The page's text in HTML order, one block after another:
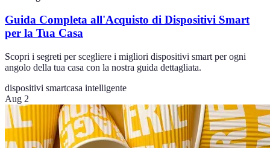
Guida Completa all'Acquisto di Dispositivi Smart
per la Tua Casa
Scopri i segreti per scegliere i migliori dispositivi smart per ogni
angolo della tua casa con la nostra guida dettagliata.
dispositivi smartcasa intelligente
Aug 2